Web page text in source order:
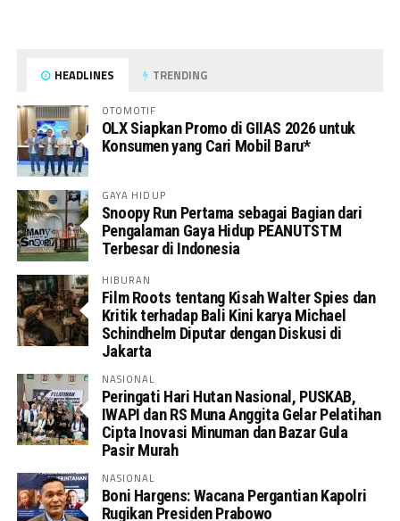
HEADLINES TRENDING
OTOMOTIF
OLX Siapkan Promo di GIIAS 2026 untuk
Konsumen yang Cari Mobil Baru*
GAYA HIDUP
Snoopy Run Pertama sebagai Bagian dari
Pengalaman Gaya Hidup PEANUTSTM
Terbesar di Indonesia
HIBURAN
Film Roots tentang Kisah Walter Spies dan
Kritik terhadap Bali Kini karya Michael
Schindhelm Diputar dengan Diskusi di
Jakarta
NASIONAL
Peringati Hari Hutan Nasional, PUSKAB,
IWAPI dan RS Muna Anggita Gelar Pelatihan
Cipta Inovasi Minuman dan Bazar Gula
Pasir Murah
NASIONAL
Boni Hargens: Wacana Pergantian Kapolri
Rugikan Presiden Prabowo